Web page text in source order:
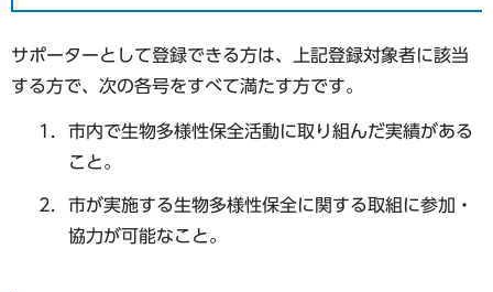
サポーターとして登録できる方は、上記登録対象者に該当
する方で、次の各号をすべて満たす方です。
市内で生物多様性保全活動に取り組んだ実績がある
こと。
市が実施する生物多様性保全に関する取組に参加・
協力が可能なこと。